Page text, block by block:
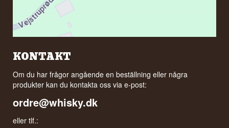
KONTAKT
Om du har frågor angående en beställning eller några
produkter kan du kontakta oss via e-post:
ordre@whisky.dk
eller tlf.: